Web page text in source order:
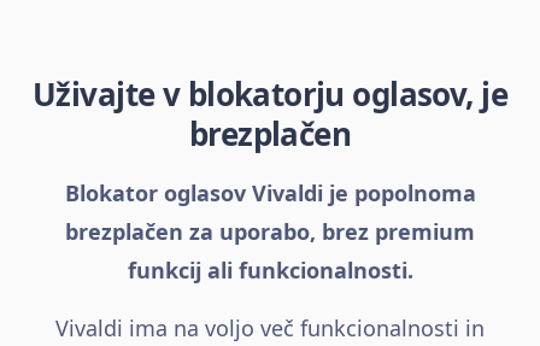
Uživajte v blokatorju oglasov, je
brezplačen
Blokator oglasov Vivaldi je popolnoma
brezplačen za uporabo, brez premium
funkcij ali funkcionalnosti.
Vivaldi ima na voljo več funkcionalnosti in